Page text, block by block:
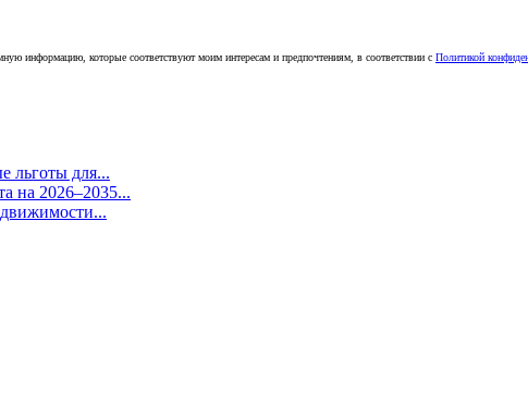
информацию, которые соответствуют моим интересам и предпочтениям, в соответствии с Политикой
льготы для...
на 2026–2035...